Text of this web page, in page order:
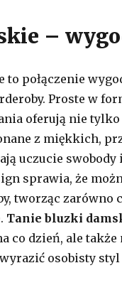
–
to połączenie
Proste w
oferują nie
z miękkich,
uczucie
sprawia, że
tworząc zarówno
Tanie bluzki
co dzień, ale także
osobisty styl